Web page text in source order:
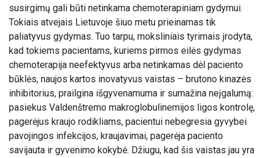
susirgimų gali būti netinkama chemoterapiniam gydymui.
Tokiais atvejais Lietuvoje šiuo metu prieinamas tik
paliatyvus gydymas. Tuo tarpu, moksliniais tyrimais įrodyta,
kad tokiems pacientams, kuriems pirmos eilės gydymas
chemoterapija neefektyvus arba netinkamas dėl paciento
būklės, naujos kartos inovatyvus vaistas – brutono kinazės
inhibitorius, prailgina išgyvenamuma ir sumažina neįgalumą:
pasiekus Valdenštremo makroglobulinemijos ligos kontrolę,
pagerėjus kraujo rodikliams, pacientui nebegresia gyvybei
pavojingos infekcijos, kraujavimai, pagerėja paciento
savijauta ir gyvenimo kokybė. Džiugu, kad šis vaistas jau yra